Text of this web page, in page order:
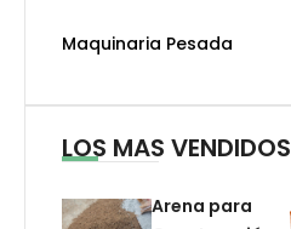
Maquinaria Pesada
LOS MAS VENDIDOS
Arena para